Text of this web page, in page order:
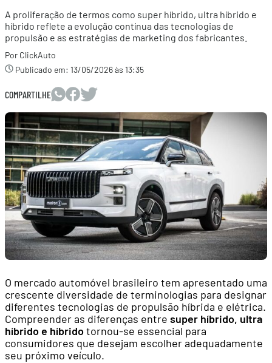
A proliferação de termos como super híbrido, ultra híbrido e
híbrido reflete a evolução contínua das tecnologias de
propulsão e as estratégias de marketing dos fabricantes.
Por ClickAuto
Publicado em: 13/05/2026 às 13:35
COMPARTILHE
O mercado automóvel brasileiro tem apresentado uma
crescente diversidade de terminologias para designar
diferentes tecnologias de propulsão híbrida e elétrica.
Compreender as diferenças entre super híbrido, ultra
híbrido e híbridotornou-se essencial para
consumidores que desejam escolher adequadamente
seu próximo veículo.